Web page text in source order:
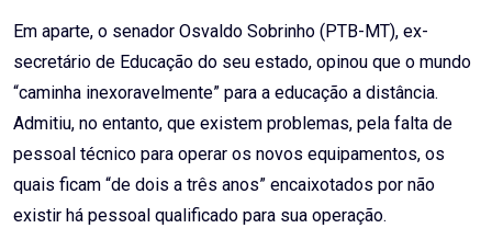
Em aparte, o senador Osvaldo Sobrinho (PTB-MT), ex-
secretário de Educação do seu estado, opinou que o mundo
“caminha inexoravelmente” para a educação a distância.
Admitiu, no entanto, que existem problemas, pela falta de
pessoal técnico para operar os novos equipamentos, os
quais ficam “de dois a três anos” encaixotados por não
existir há pessoal qualificado para sua operação.